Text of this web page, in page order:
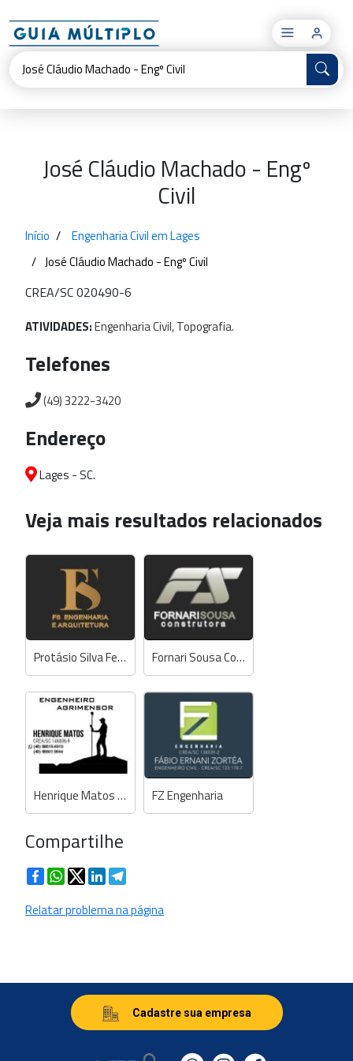
×
José Cláudio Machado - Engº
Civil
Início
Engenharia Civil em Lages
José Cláudio Machado - Engº Civil
CREA/SC 020490-6
ATIVIDADES:EngenhariaCivil,Topografia.
Telefones
(49) 3222-3420
Endereço
Lages - SC.
Veja mais resultados relacionados
Protásio Silva Ferreira - Engº Civil Fornari Sousa Construtora
Henrique Matos - Engº Agrimensor FZ Engenharia
Compartilhe
FacebookWhatsApp
TwitterLinkedIn
Relatar problema na página
Cadastre sua empresa